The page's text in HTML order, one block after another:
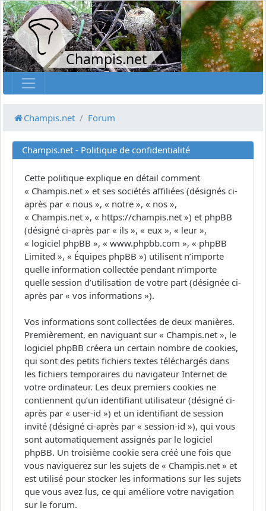
Champis.net
Champis.net Forum
Champis.net - Politique de confidentialité
Cette politique explique en détail comment
« Champis.net » et ses sociétés affiliées (désignés ci-
après par « nous », « notre », « nos »,
« Champis.net », « https://champis.net ») et phpBB
(désigné ci-après par « ils », « eux », « leur »,
« logiciel phpBB », « www.phpbb.com », « phpBB
Limited », « Équipes phpBB ») utilisent n’importe
quelle information collectée pendant n’importe
quelle session d’utilisation de votre part (désignée ci-
après par « vos informations »).
Vos informations sont collectées de deux manières.
Premièrement, en naviguant sur « Champis.net », le
logiciel phpBB créera un certain nombre de cookies,
qui sont des petits fichiers textes téléchargés dans
les fichiers temporaires du navigateur Internet de
votre ordinateur. Les deux premiers cookies ne
contiennent qu’un identifiant utilisateur (désigné ci-
après par « user-id ») et un identifiant de session
invité (désigné ci-après par « session-id »), qui vous
sont automatiquement assignés par le logiciel
phpBB. Un troisième cookie sera créé une fois que
vous naviguerez sur les sujets de « Champis.net » et
est utilisé pour stocker les informations sur les sujets
que vous avez lus, ce qui améliore votre navigation
sur le forum.